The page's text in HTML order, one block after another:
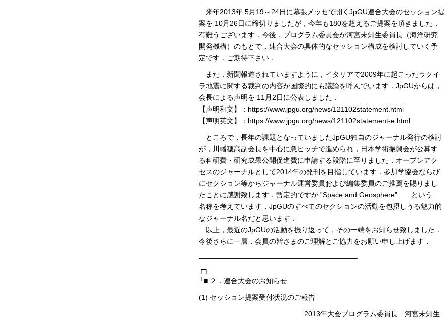
来年2013年 5月19～24日に幕張メッセで開くJpGU連合大会のセッション提
案を 10月26日に締切りましたが，今年も180を超えるご提案を頂きました．
有難うございます．今後，プログラム委員会が河宮未知生委員長（海洋研究
開発機構）のもとで，連合大会の具体的なセッション構成を検討していく予
定です．ご期待下さい．
また，新聞報道されていますように，イタリアで2009年に起こったラクイ
ラ地震に関する裁判の内容が国際的にも議論を呼んでいます．JpGUからは，
会長による声明を 11月2日に公表しました．
【声明和文】：https://www.jpgu.org/news/121102statement.html
【声明英文】：https://www.jpgu.org/news/121102statement-e.html
ところで，長年の課題となっていましたJpGU独自のジャーナル発行の検討
が，川幡穂高副会長を中心に急ピッチで進められ，日本学術振興会が公募す
る科研費・研究成果公開促進費に申請する段階に至りました．オープンアク
セスのジャーナルとして2014年の発刊を目指しています．参加学協会ならび
にセクション等からジャーナル運営委員および編集委員のご推薦を賜りまし
たことに感謝致します．暫定的ですが ”Space and Geosphere” という
名称を考えています．JpGUのすべてのセクションの活動を包摂しうる魅力的
なジャーナル名だと思います．
以上，最近のJpGUの活動を振り返って，その一端をお知らせ致しました．
今後さらに一層，会員の皆さまのご理解とご協力をお願い申し上げます．
——————————————————————–
┌┐
└■ ２．連合大会のお知らせ
(1) セッション提案受付状況のご報告
2013年大会プログラム委員長 河宮未知生